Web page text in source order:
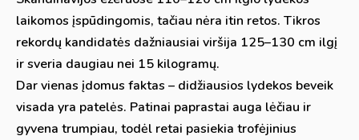
laikomos įspūdingomis, tačiau nėra itin retos. Tikros
rekordų kandidatės dažniausiai viršija 125–130 cm ilgį
ir sveria daugiau nei 15 kilogramų.
Dar vienas įdomus faktas – didžiausios lydekos beveik
visada yra patelės. Patinai paprastai auga lėčiau ir
gyvena trumpiau, todėl retai pasiekia trofėjinius